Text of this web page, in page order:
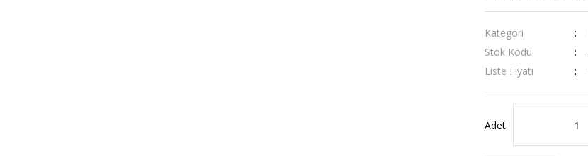
Kategori
Stok Kodu
Liste Fiyatı
Adet